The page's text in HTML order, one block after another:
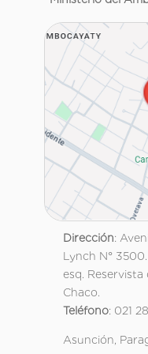
Dirección:
Lynch N° 3500.
esq. Reservista
Chaco.
Teléfono: 021
Asunción,